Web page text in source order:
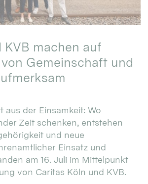
KVB machen auf
Gemeinschaft und
aus der Einsamkeit: Wo
Zeit schenken, entstehen
und neue
Einsatz und
am 16. Juli im Mittelpunkt
von Caritas Köln und KVB.